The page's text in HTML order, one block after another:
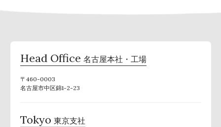
Head Office 名古屋本社・工場
〒460-0003
名古屋市中区錦1-2-23
Tokyo 東京支社